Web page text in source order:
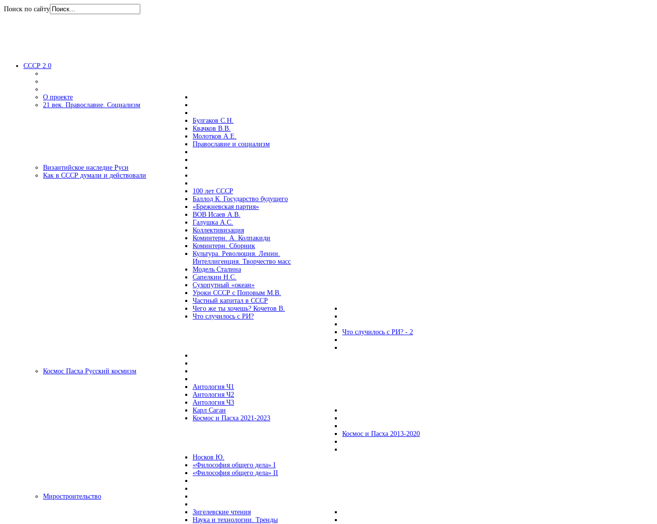
Поиск по сайту
СССР 2.0
О проекте
21 век. Православие. Социализм
Булгаков С.Н.
Квачков В.В.
Молотков А.Е.
Православие и социализм
Византийское наследие Руси
Как в СССР думали и действовали
100 лет СССР
Баллод К. Государство будущего
«Брежневская партия»
ВОВ Исаев А.В.
Галушка А.С.
Коллективизация
Коминтерн. А. Колпакиди
Коминтерн. Сборник
Культура. Революция. Ленин.
Интеллигенция. Творчество масс
Модель Сталина
Сапелкин Н.С.
Сухопутный «океан»
Уроки СССР с Поповым М.В.
Частный капитал в СССР
Чего же ты хочешь? Кочетов В.
Что случилось с РИ?
Что случилось с РИ? - 2
Космос Пасха Русский космизм
Антология Ч1
Антология Ч2
Антология Ч3
Карл Саган
Космос и Пасха 2021-2023
Космос и Пасха 2013-2020
Носков Ю.
«Философия общего дела» I
«Философия общего дела» II
Миростроительство
Зигелевские чтения
Наука и технологии. Тренды